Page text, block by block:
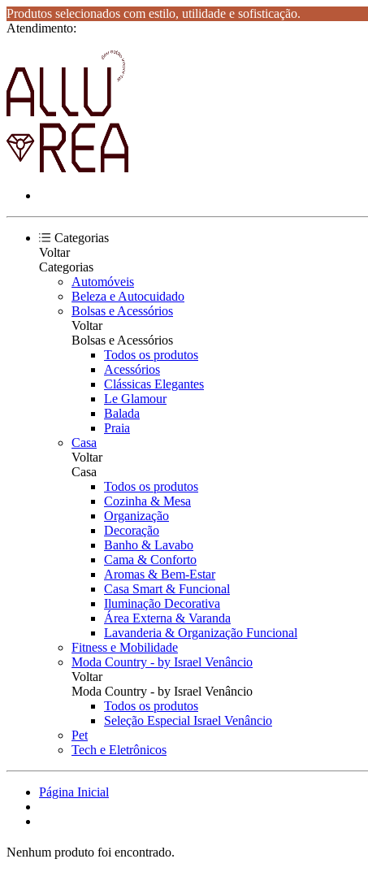
Produtos selecionados com estilo, utilidade e sofisticação.
Atendimento:
Categorias
Voltar
Categorias
Automóveis
Beleza e Autocuidado
Bolsas e Acessórios
Voltar
Bolsas e Acessórios
Todos os produtos
Acessórios
Clássicas Elegantes
Le Glamour
Balada
Praia
Casa
Voltar
Casa
Todos os produtos
Cozinha & Mesa
Organização
Decoração
Banho & Lavabo
Cama & Conforto
Aromas & Bem-Estar
Casa Smart & Funcional
Iluminação Decorativa
Área Externa & Varanda
Lavanderia & Organização Funcional
Fitness e Mobilidade
Moda Country - by Israel Venâncio
Voltar
Moda Country - by Israel Venâncio
Todos os produtos
Seleção Especial Israel Venâncio
Pet
Tech e Eletrônicos
Página Inicial
Nenhum produto foi encontrado.